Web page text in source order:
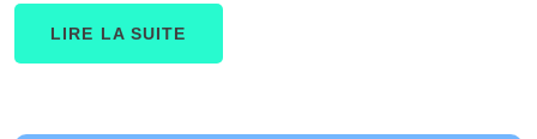
LIRE LA SUITE